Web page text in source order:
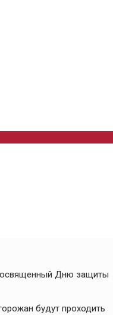
посвященный Дню защиты
будут проходить